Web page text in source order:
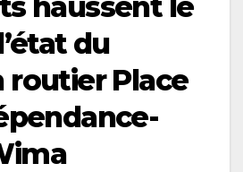
du
Place